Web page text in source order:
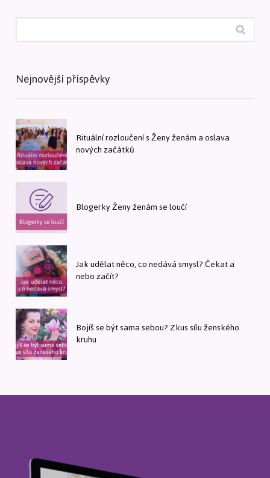
Nejnovější příspěvky
Rituální rozloučení s Ženy ženám a oslava
nových začátků
Blogerky Ženy ženám se loučí
Jak udělat něco, co nedává smysl? Čekat a
nebo začít?
Bojíš se být sama sebou? Zkus sílu ženského
kruhu